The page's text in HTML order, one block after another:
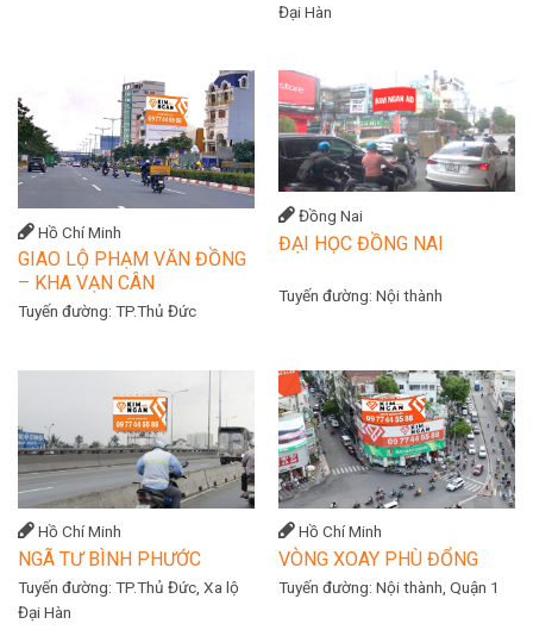
Đại Hàn
Hồ Chí Minh
GIAO LỘ PHẠM VĂN ĐỒNG
– KHA VẠN CÂN
Tuyến đường: TP.Thủ Đức
Đồng Nai
ĐẠI HỌC ĐỒNG NAI
Tuyến đường: Nội thành
Hồ Chí Minh
NGÃ TƯ BÌNH PHƯỚC
Tuyến đường: TP.Thủ Đức, Xa lộ
Đại Hàn
Hồ Chí Minh
VÒNG XOAY PHÙ ĐỔNG
Tuyến đường: Nội thành, Quận 1